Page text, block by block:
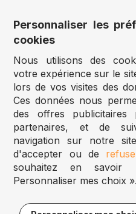
Nos
Autriche :
Belgique :
Royaume Uni :
Accès
Vous avez
Vous souhaitez
Personnaliser les
cookies
Nous utilisons des
votre expérience sur le
lors de vos visites des
Ces données nous
des offres publicitaires
partenaires, et de
navigation sur notre
d'accepter ou de
souhaitez en
Personnaliser mes choix ».